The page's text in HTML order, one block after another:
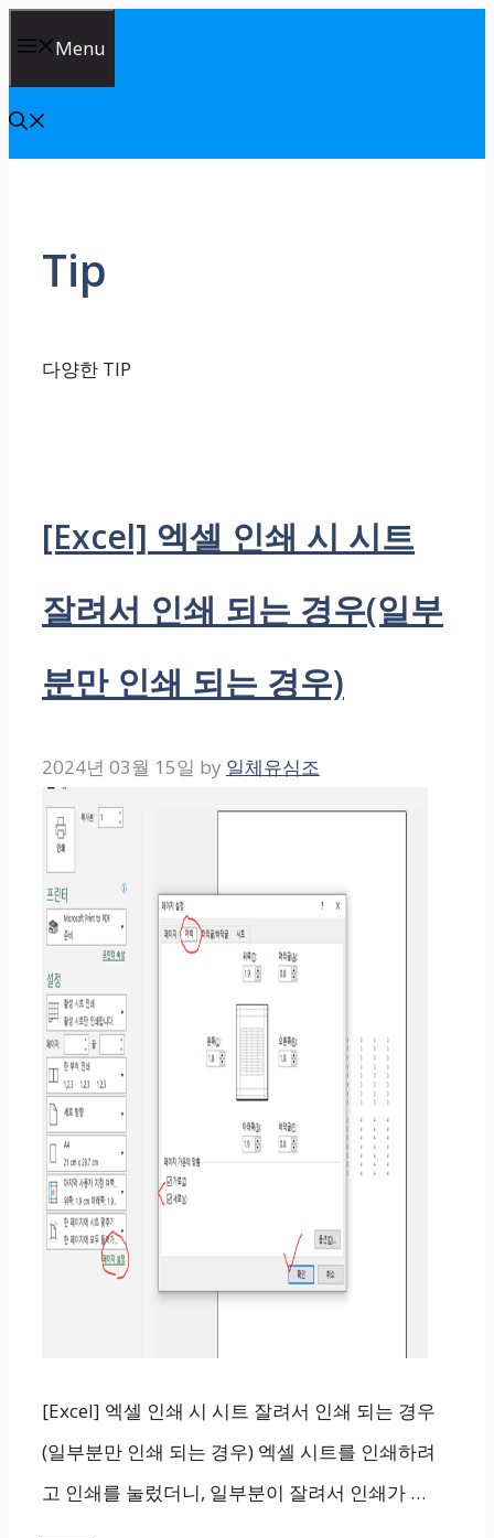
content
Menu
Tip
다양한 TIP
[Excel] 엑셀 인쇄 시 시트
잘려서 인쇄 되는 경우(일부
분만 인쇄 되는 경우)
2024년 03월 15일 by 일체유심조
[Excel] 엑셀 인쇄 시 시트 잘려서 인쇄 되는 경우
(일부분만 인쇄 되는 경우) 엑셀 시트를 인쇄하려
고 인쇄를 눌렀더니, 일부분이 잘려서 인쇄가 …